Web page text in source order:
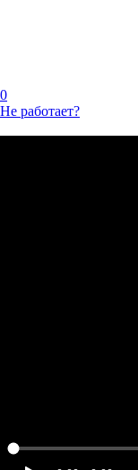
0
Не работает?